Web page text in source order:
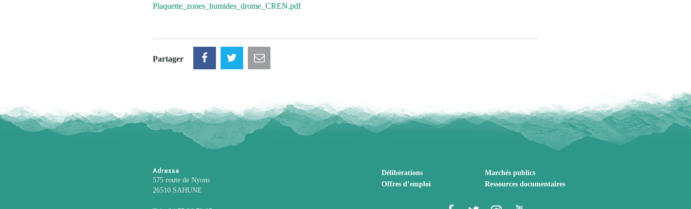
Plaquette_zones_humides_drome_CREN.pdf
Partager
Adresse
575 route de Nyons
26510 SAHUNE
Délibérations
Marchés publics
Offres d’emploi
Ressources documentaires